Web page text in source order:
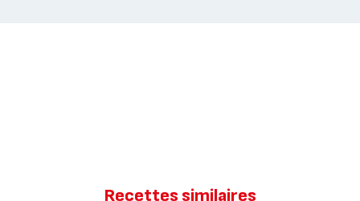
Recettes similaires